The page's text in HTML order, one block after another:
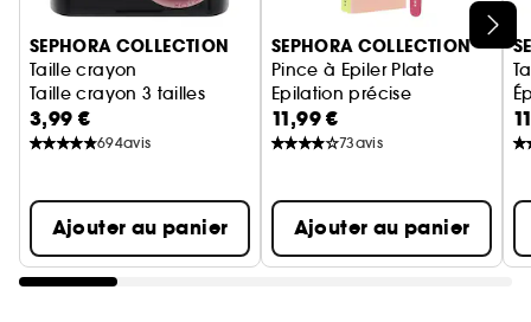
Ignorer le carrousel produits
SEPHORA COLLECTION
Taille crayon
Taille crayon 3 tailles
3,99 €
694avis
Ajouter au panier
SEPHORA COLLECTION
Pince à Epiler Plate
Epilation précise
11,99 €
73avis
Ajouter au panier